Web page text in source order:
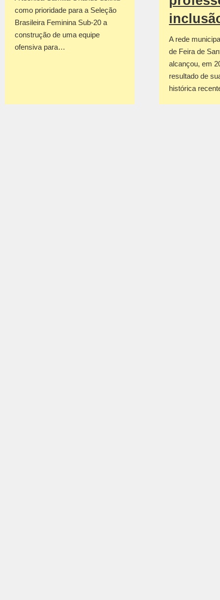
como prioridade para a Seleção
Brasileira Feminina Sub-20 a
construção de uma equipe
ofensiva para…
A rede
de Feira de
alcançou, em
resultado de
histórica